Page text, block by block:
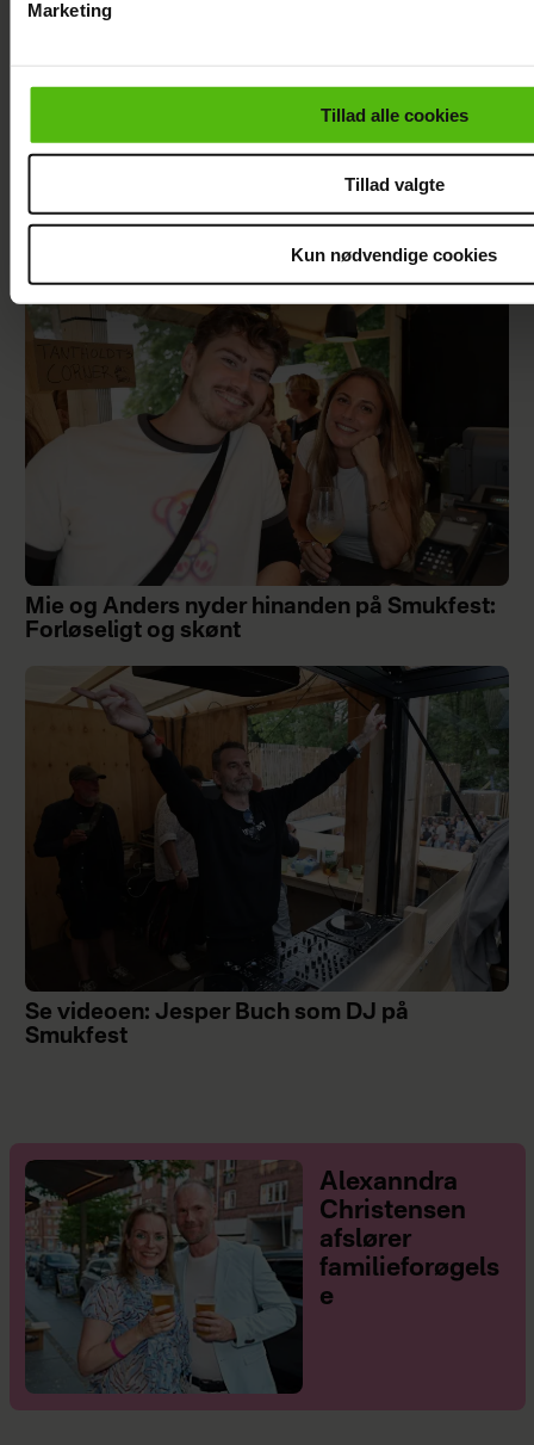
cookiepolitik.
Marketing
Tillad alle cookies
Tillad valgte
Kun nødvendige cookies
Se billedet: Så meget har Lars Elbæk tabt sig
Mie og Anders nyder hinanden på Smukfest:
Forløseligt og skønt
Se videoen: Jesper Buch som DJ på
Smukfest
Alexanndra
Christensen
afslører
familieforøgels
e